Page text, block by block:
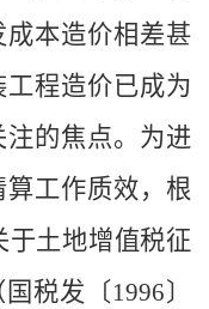
本造价相差甚
程造价已成为
的焦点。为进
工作质效，根
土地增值税征
税发〔1996〕